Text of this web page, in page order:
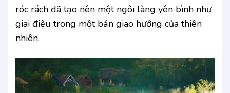
róc rách đã tạo nên một ngôi làng yên bình như
giai điệu trong một bản giao hưởng của thiên
nhiên.